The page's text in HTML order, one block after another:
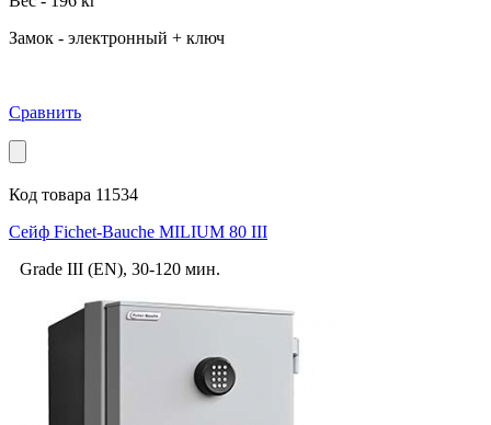
Замок - электронный + ключ
Сравнить
Код товара 11534
Сейф Fichet-Bauche MILIUM 80 III
Grade III (EN), 30-120 мин.